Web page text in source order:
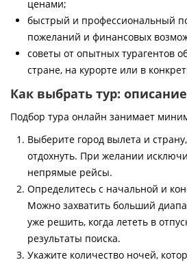
ценами;
быстрый и профессиональный
пожеланий и финансовых
советы от опытных турагентов
стране, на курорте или в
Как выбрать тур:
Подбор тура онлайн занимает
Выберите город вылета и
отдохнуть. При желании
непрямые рейсы.
Определитесь с начальной и
Можно захватить больший
уже решить, когда лететь в
результаты поиска.
Укажите количество ночей,